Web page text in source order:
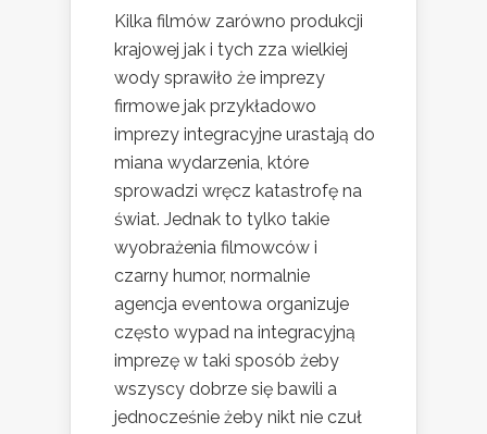
Kilka filmów zarówno produkcji
krajowej jak i tych zza wielkiej
wody sprawiło że imprezy
firmowe jak przykładowo
imprezy integracyjne urastają do
miana wydarzenia, które
sprowadzi wręcz katastrofę na
świat. Jednak to tylko takie
wyobrażenia filmowców i
czarny humor, normalnie
agencja eventowa organizuje
często wypad na integracyjną
imprezę w taki sposób żeby
wszyscy dobrze się bawili a
jednocześnie żeby nikt nie czuł